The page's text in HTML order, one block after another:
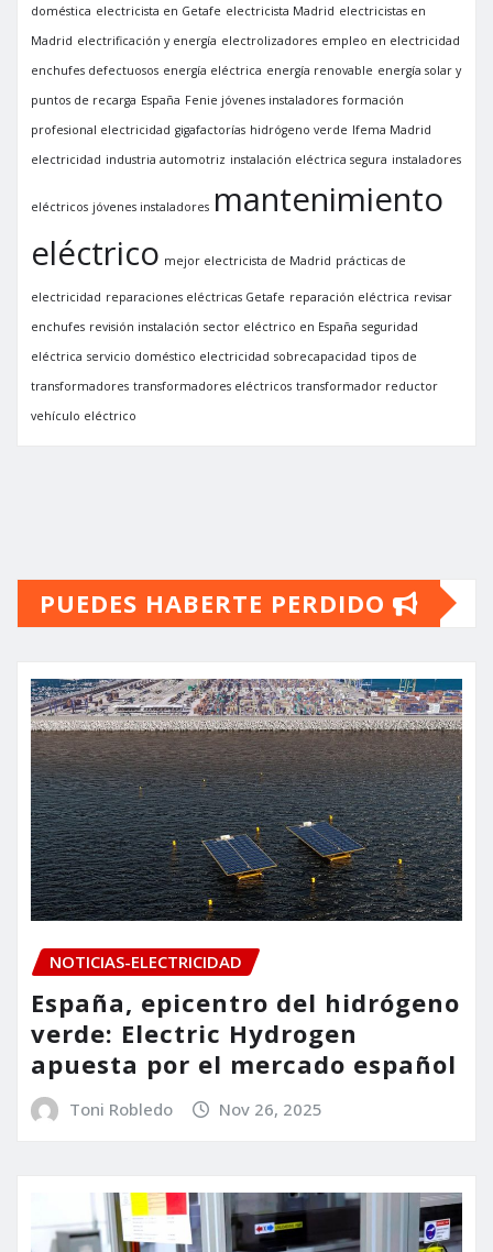
doméstica electricista en Getafe electricista Madrid electricistas en
Madrid electrificación y energía electrolizadores empleo en electricidad
enchufes defectuosos energía eléctrica energía renovable energía solar y
puntos de recarga España Fenie jóvenes instaladores formación
profesional electricidad gigafactorías hidrógeno verde Ifema Madrid
electricidad industria automotriz instalación eléctrica segura instaladores
eléctricos jóvenes instaladores mantenimiento
eléctrico mejor electricista de Madrid prácticas de
electricidad reparaciones eléctricas Getafe reparación eléctrica revisar
enchufes revisión instalación sector eléctrico en España seguridad
eléctrica servicio doméstico electricidad sobrecapacidad tipos de
transformadores transformadores eléctricos transformador reductor
vehículo eléctrico
PUEDES HABERTE PERDIDO
NOTICIAS-ELECTRICIDAD
España, epicentro del hidrógeno
verde: Electric Hydrogen
apuesta por el mercado español
Toni Robledo Nov 26, 2025